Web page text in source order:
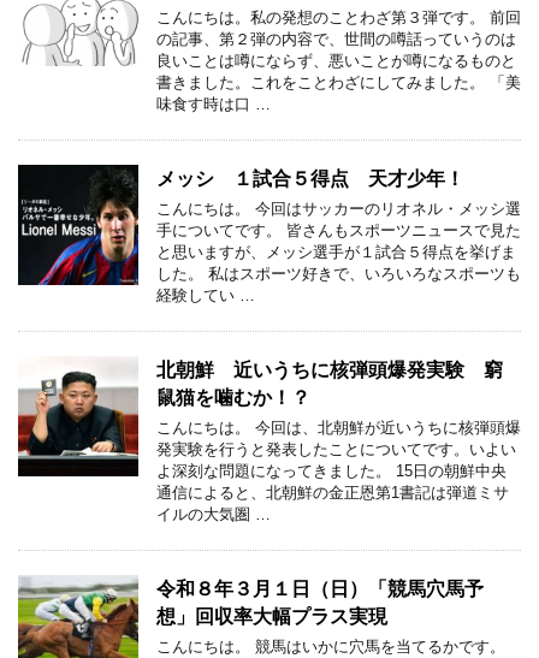
こんにちは。私の発想のことわざ第３弾です。 前回
の記事、第２弾の内容で、世間の噂話っていうのは
良いことは噂にならず、悪いことが噂になるものと
書きました。これをことわざにしてみました。 「美
味食す時は口 …
メッシ １試合５得点 天才少年！
こんにちは。 今回はサッカーのリオネル・メッシ選
手についてです。 皆さんもスポーツニュースで見た
と思いますが、メッシ選手が１試合５得点を挙げま
した。 私はスポーツ好きで、いろいろなスポーツも
経験してい …
北朝鮮 近いうちに核弾頭爆発実験 窮
鼠猫を噛むか！？
こんにちは。 今回は、北朝鮮が近いうちに核弾頭爆
発実験を行うと発表したことについてです。いよい
よ深刻な問題になってきました。 15日の朝鮮中央
通信によると、北朝鮮の金正恩第1書記は弾道ミサ
イルの大気圏 …
令和８年３月１日（日）「競馬穴馬予
想」回収率大幅プラス実現
こんにちは。 競馬はいかに穴馬を当てるかです。